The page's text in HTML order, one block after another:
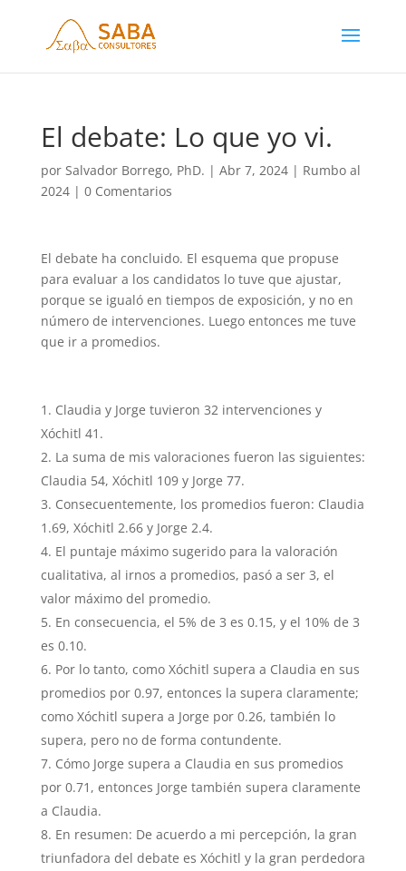
El debate: Lo que yo vi.
por Salvador Borrego, PhD. | Abr 7, 2024| Rumbo al
2024| 0 Comentarios
El debate ha concluido. El esquema que propuse
para evaluar a los candidatos lo tuve que ajustar,
porque se igualó en tiempos de exposición, y no en
número de intervenciones. Luego entonces me tuve
que ir a promedios.
Claudia y Jorge tuvieron 32 intervenciones y
Xóchitl 41.
La suma de mis valoraciones fueron las siguientes:
Claudia 54, Xóchitl 109 y Jorge 77.
Consecuentemente, los promedios fueron: Claudia
1.69, Xóchitl 2.66 y Jorge 2.4.
El puntaje máximo sugerido para la valoración
cualitativa, al irnos a promedios, pasó a ser 3, el
valor máximo del promedio.
En consecuencia, el 5% de 3 es 0.15, y el 10% de 3
es 0.10.
Por lo tanto, como Xóchitl supera a Claudia en sus
promedios por 0.97, entonces la supera claramente;
como Xóchitl supera a Jorge por 0.26, también lo
supera, pero no de forma contundente.
Cómo Jorge supera a Claudia en sus promedios
por 0.71, entonces Jorge también supera claramente
a Claudia.
En resumen: De acuerdo a mi percepción, la gran
triunfadora del debate es Xóchitl y la gran perdedora